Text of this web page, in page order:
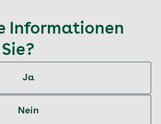
Informationen
Ja
Nein